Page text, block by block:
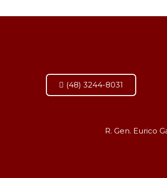
(48) 3244-8031
R. Gen. Eurico